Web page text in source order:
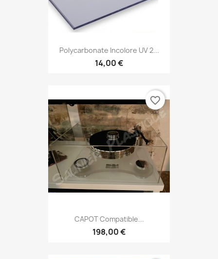
Polycarbonate Incolore UV 2...
14,00 €
CAPOT Compatible...
198,00 €
favorite_border